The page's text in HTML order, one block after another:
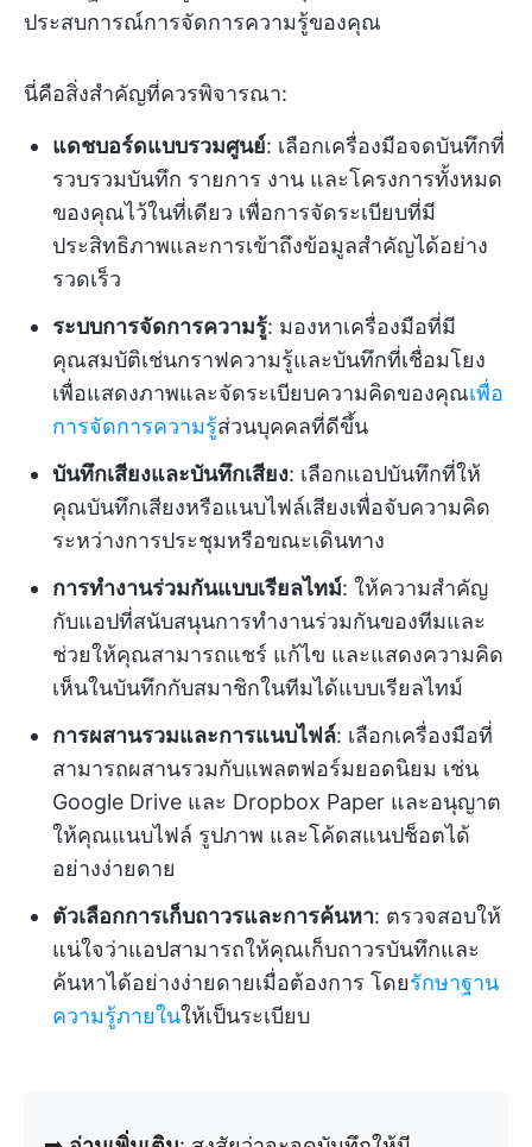
ประสบการณ์การจัดการความรู้ของคุณ
นี่คือสิ่งสำคัญที่ควรพิจารณา:
แดชบอร์ดแบบรวมศูนย์: เลือกเครื่องมือจดบันทึกที่
รวบรวมบันทึก รายการ งาน และโครงการทั้งหมด
ของคุณไว้ในที่เดียว เพื่อการจัดระเบียบที่มี
ประสิทธิภาพและการเข้าถึงข้อมูลสำคัญได้อย่าง
รวดเร็ว
ระบบการจัดการความรู้: มองหาเครื่องมือที่มี
คุณสมบัติเช่นกราฟความรู้และบันทึกที่เชื่อมโยง
เพื่อแสดงภาพและจัดระเบียบความคิดของคุณเพื่อ
การจัดการความรู้ส่วนบุคคลที่ดีขึ้น
บันทึกเสียงและบันทึกเสียง: เลือกแอปบันทึกที่ให้
คุณบันทึกเสียงหรือแนบไฟล์เสียงเพื่อจับความคิด
ระหว่างการประชุมหรือขณะเดินทาง
การทำงานร่วมกันแบบเรียลไทม์: ให้ความสำคัญ
กับแอปที่สนับสนุนการทำงานร่วมกันของทีมและ
ช่วยให้คุณสามารถแชร์ แก้ไข และแสดงความคิด
เห็นในบันทึกกับสมาชิกในทีมได้แบบเรียลไทม์
การผสานรวมและการแนบไฟล์: เลือกเครื่องมือที่
สามารถผสานรวมกับแพลตฟอร์มยอดนิยม เช่น
Google Drive และ Dropbox Paper และอนุญาต
ให้คุณแนบไฟล์ รูปภาพ และโค้ดสแนปช็อตได้
อย่างง่ายดาย
ตัวเลือกการเก็บถาวรและการค้นหา: ตรวจสอบให้
แน่ใจว่าแอปสามารถให้คุณเก็บถาวรบันทึกและ
ค้นหาได้อย่างง่ายดายเมื่อต้องการ โดยรักษาฐาน
ความรู้ภายในให้เป็นระเบียบ